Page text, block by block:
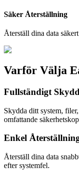
Säker Återställning
Återställ dina data
Varför Välja
Fullständigt Skydd
Skydda ditt system,
omfattande
Enkel
Återställ dina data
efter systemfel.